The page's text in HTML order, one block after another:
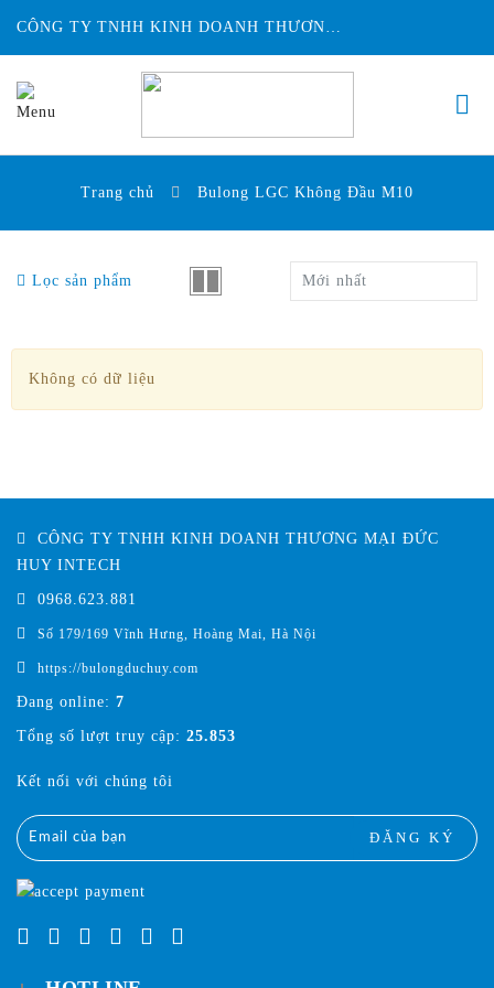
CÔNG TY TNHH KINH DOANH THƯƠNG MẠI ĐỨC HUY INTECH
Trang chủ Bulong LGC Không Đầu M10
Lọc sản phẩm Mới nhất
Không có dữ liệu
CÔNG TY TNHH KINH DOANH THƯƠNG MẠI ĐỨC
HUY INTECH
0968.623.881
Số 179/169 Vĩnh Hưng, Hoàng Mai, Hà Nội
https://bulongduchuy.com
Đang online: 7
Tổng số lượt truy cập: 25.853
Kết nối với chúng tôi
ĐĂNG KÝ